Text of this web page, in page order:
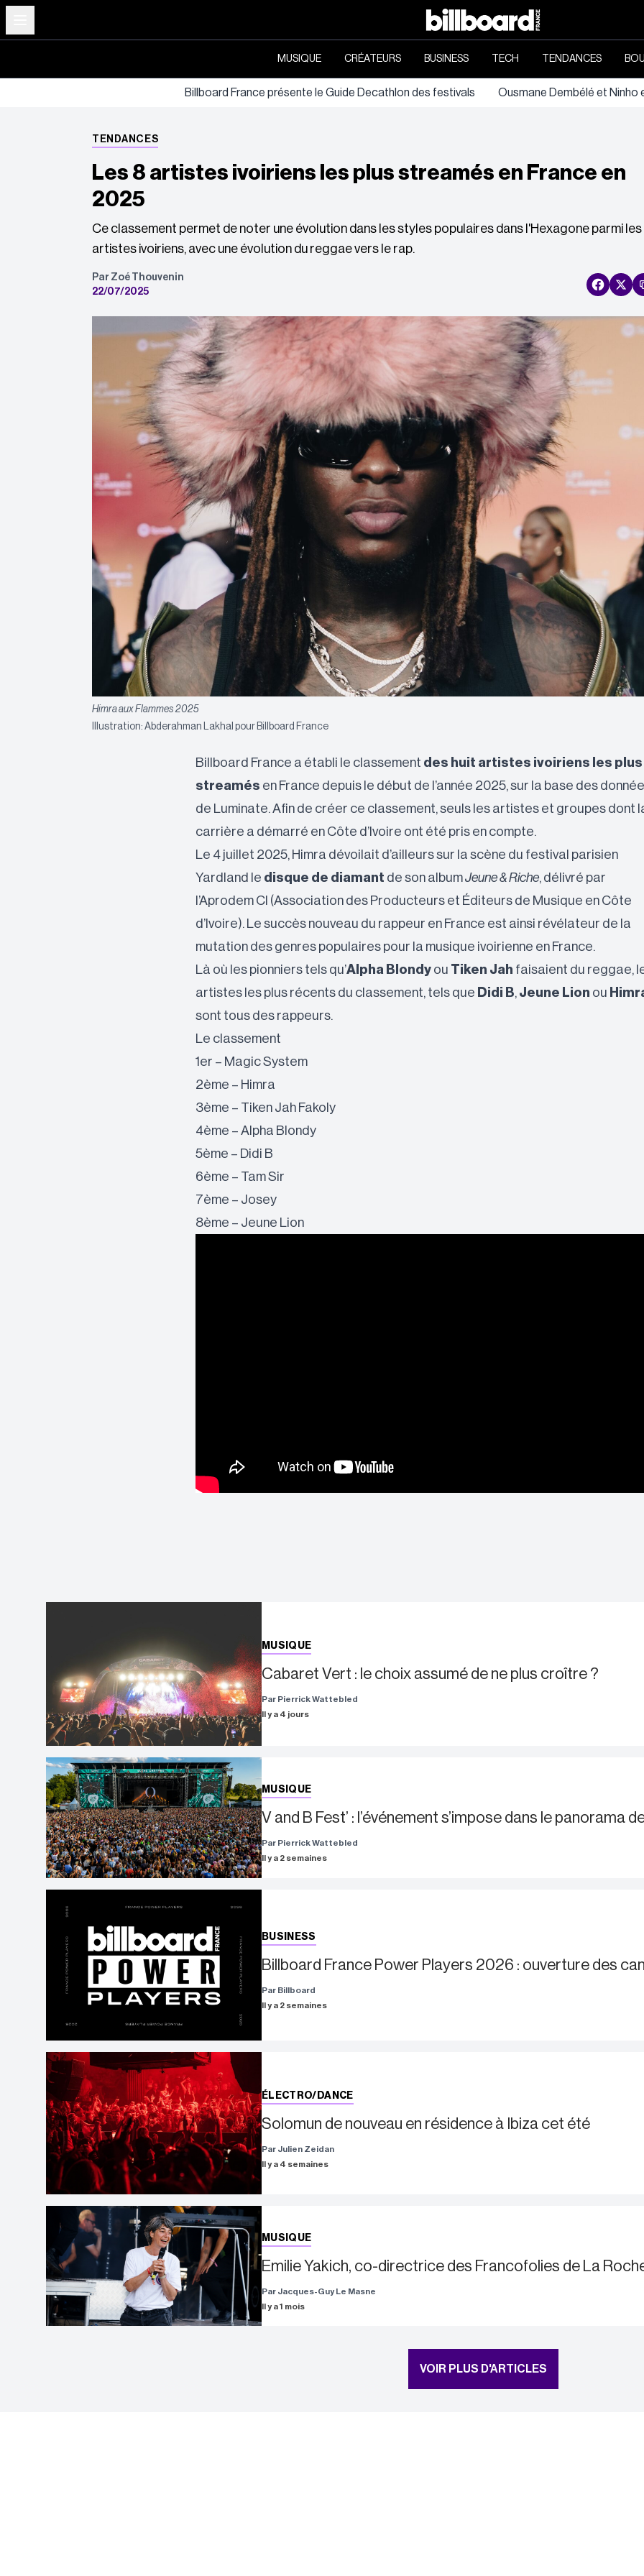
MUSIQUE CRÉATEURS BUSINESS TECH TENDANCES
Billboard France présente le Guide Decathlon des festivals Ousmane Dembélé et Ninho
TENDANCES
Les 8 artistes ivoiriens les plus streamés en France en
2025
Ce classement permet de noter une évolution dans les styles populaires dans l'Hexagone parmi les
artistes ivoiriens, avec une évolution du reggae vers le rap.
Par Zoé Thouvenin
22/07/2025
Himra aux Flammes 2025
Illustration: Abderahman Lakhal pour Billboard France
Billboard France a établi le classement des huit artistes ivoiriens les plus
streamés en France depuis le début de l’année 2025, sur la base des
de Luminate. Afin de créer ce classement, seuls les artistes et groupes dont
carrière a démarré en Côte d’Ivoire ont été pris en compte.
Le 4 juillet 2025, Himra dévoilait d’ailleurs sur la scène du festival parisien
Yardland le disque de diamant de son albumJeune & Riche, délivré par
l’Aprodem CI (Association des Producteurs et Éditeurs de Musique en Côte
d’Ivoire). Le succès nouveau du rappeur en France est ainsi révélateur de la
mutation des genres populaires pour la musique ivoirienne en France.
Là où les pionniers tels qu’Alpha Blondy ou Tiken Jah faisaient du reggae,
artistes les plus récents du classement, tels que Didi B, Jeune Lion ou
sont tous des rappeurs.
Le classement
1er – Magic System
2ème – Himra
3ème – Tiken Jah Fakoly
4ème – Alpha Blondy
5ème – Didi B
6ème – Tam Sir
7ème – Josey
8ème – Jeune Lion
MUSIQUE
Cabaret Vert : le choix assumé de ne plus croître ?
Par Pierrick Wattebled
Il y a 4 jours
MUSIQUE
V and B Fest’ : l’événement s’impose dans le panorama
Par Pierrick Wattebled
Il y a 2 semaines
BUSINESS
Billboard France Power Players 2026 : ouverture des
Par Billboard
Il y a 2 semaines
ÉLECTRO/DANCE
Solomun de nouveau en résidence à Ibiza cet été
Par Julien Zeidan
Il y a 4 semaines
MUSIQUE
Emilie Yakich, co-directrice des Francofolies de La
Par Jacques-Guy Le Masne
Il y a 1 mois
VOIR PLUS D'ARTICLES